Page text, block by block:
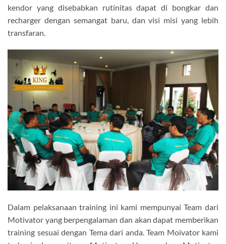
kendor yang disebabkan rutinitas dapat di bongkar dan
recharger dengan semangat baru, dan visi misi yang lebih
transfaran.
Dalam pelaksanaan training ini kami mempunyai Team dari
Motivator yang berpengalaman dan akan dapat memberikan
training sesuai dengan Tema dari anda. Team Moivator kami